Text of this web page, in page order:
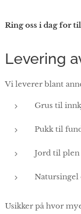
Ring oss i dag for
Levering
Vi leverer blant
Grus til
Pukk til
Jord til plen
Natursingel
Usikker på hvor